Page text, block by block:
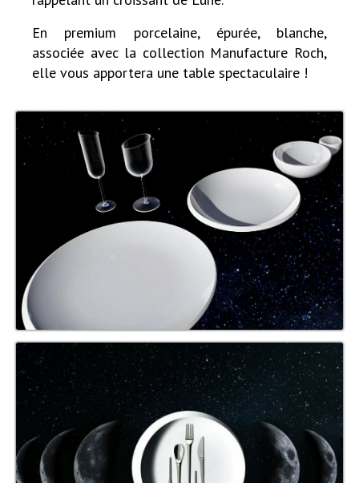
En premium porcelaine, épurée, blanche,
associée avec la collection Manufacture Roch,
elle vous apportera une table spectaculaire !